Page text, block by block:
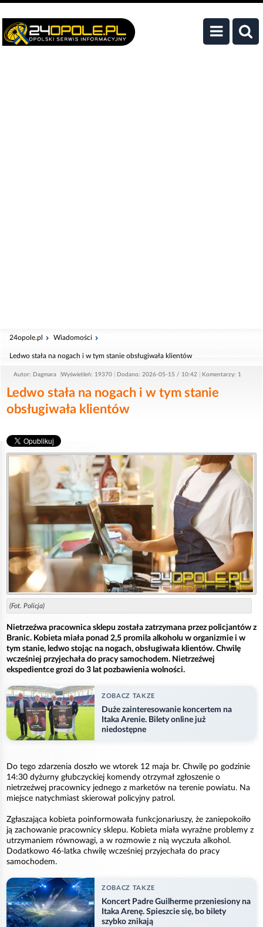
24opole.pl Wiadomości
Ledwo stała na nogach i w tym stanie obsługiwała klientów
Autor: Dagmara Wyświetleń: 19370 Dodano: 2026-05-15 / 10:42 Komentarzy: 1
Ledwo stała na nogach i w tym stanie
obsługiwała klientów
(Fot. Policja)
Nietrzeźwa pracownica sklepu została zatrzymana przez policjantów z
Branic. Kobieta miała ponad 2,5 promila alkoholu w organizmie i w
tym stanie, ledwo stojąc na nogach, obsługiwała klientów. Chwilę
wcześniej przyjechała do pracy samochodem. Nietrzeźwej
ekspedientce grozi do 3 lat pozbawienia wolności.
ZOBACZ TAKZE
Duże zainteresowanie koncertem na
Itaka Arenie. Bilety online już
niedostępne
Do tego zdarzenia doszło we wtorek 12 maja br. Chwilę po godzinie
14:30 dyżurny głubczyckiej komendy otrzymał zgłoszenie o
nietrzeźwej pracownicy jednego z marketów na terenie powiatu. Na
miejsce natychmiast skierował policyjny patrol.
Zgłaszająca kobieta poinformowała funkcjonariuszy, że zaniepokoiło
ją zachowanie pracownicy sklepu. Kobieta miała wyraźne problemy z
utrzymaniem równowagi, a w rozmowie z nią wyczuła alkohol.
Dodatkowo 46-latka chwilę wcześniej przyjechała do pracy
samochodem.
ZOBACZ TAKZE
Koncert Padre Guilherme przeniesiony na
Itaka Arenę. Spieszcie się, bo bilety
szybko znikają